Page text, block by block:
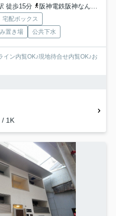
徒歩15分
阪神電鉄阪神なんば「千鳥橋」駅 徒歩13分
宅配ボックス
置き場 公共下水
ン内覧OK♪現地待合せ内覧OK♪お
/ 1K